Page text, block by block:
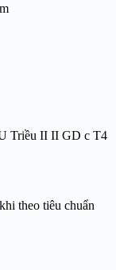
Triều II II GD c T4
theo tiêu chuẩn